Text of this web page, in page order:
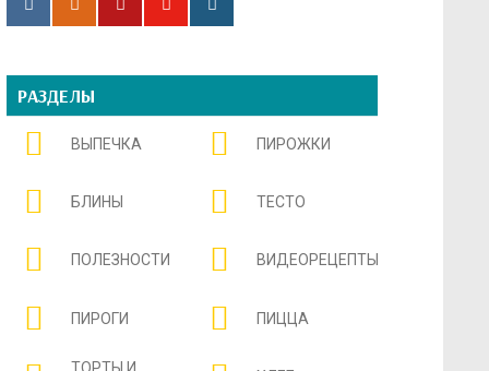
РАЗДЕЛЫ
ВЫПЕЧКА ПИРОЖКИ
БЛИНЫ ТЕСТО
ПОЛЕЗНОСТИ ВИДЕОРЕЦЕПТЫ
ПИРОГИ ПИЦЦА